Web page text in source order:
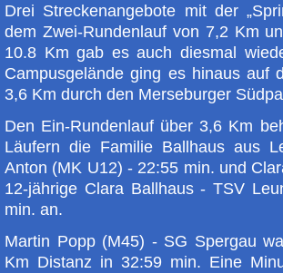
Drei Streckenangebote mit der
dem Zwei-Rundenlauf von 7,2 Km
10.8 Km gab es auch diesmal
Campusgelände ging es hinaus auf
3,6 Km durch den Merseburger
Den Ein-Rundenlauf über 3,6 Km
Läufern die Familie Ballhaus aus
Anton (MK U12) - 22:55 min. und
12-jährige Clara Ballhaus - TSV
min. an.
Martin Popp (M45) - SG Spergau
Km Distanz in 32:59 min. Eine